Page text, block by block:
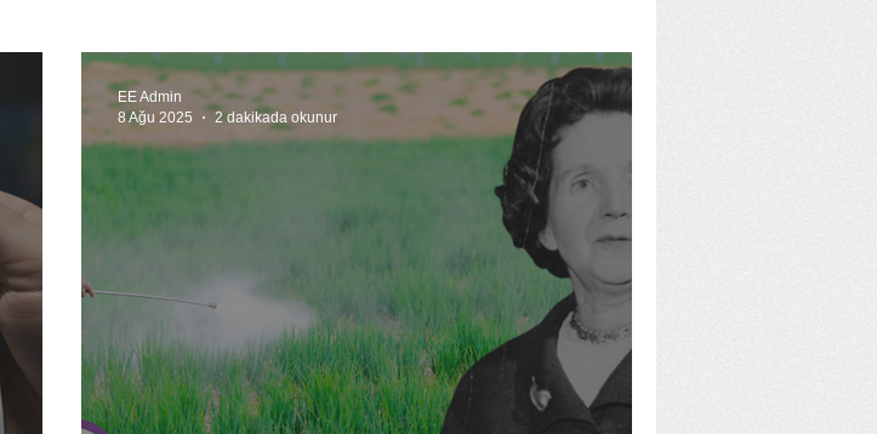
EKO TURİZM EKO YAŞAM EKO YAZARLAR
Programı
EE Admin
8 Ağu 2025
2 dakikada okunur